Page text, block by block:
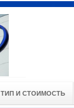
ТИП И СТОИМОСТЬ